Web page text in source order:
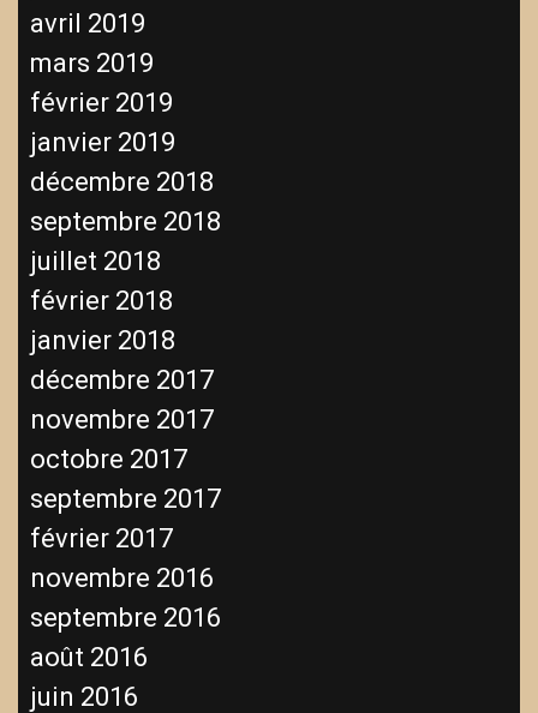
avril 2019
mars 2019
février 2019
janvier 2019
décembre 2018
septembre 2018
juillet 2018
février 2018
janvier 2018
décembre 2017
novembre 2017
octobre 2017
septembre 2017
février 2017
novembre 2016
septembre 2016
août 2016
juin 2016